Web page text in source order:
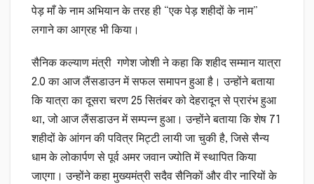
पेड़ माँ के नाम अभियान के तरह ही “एक पेड़ शहीदों के नाम”
लगाने का आग्रह भी किया।
सैनिक कल्याण मंत्री गणेश जोशी ने कहा कि शहीद सम्मान यात्रा
2.0 का आज लैंसडाउन में सफल समापन हुआ है। उन्होंने बताया
कि यात्रा का दूसरा चरण 25 सितंबर को देहरादून से प्रारंभ हुआ
था, जो आज लैंसडाउन में सम्पन्न हुआ। उन्होंने बताया कि शेष 71
शहीदों के आंगन की पवित्र मिट्टी लायी जा चुकी है, जिसे सैन्य
धाम के लोकार्पण से पूर्व अमर जवान ज्योति में स्थापित किया
जाएगा। उन्होंने कहा मुख्यमंत्री सदैव सैनिकों और वीर नारियों के